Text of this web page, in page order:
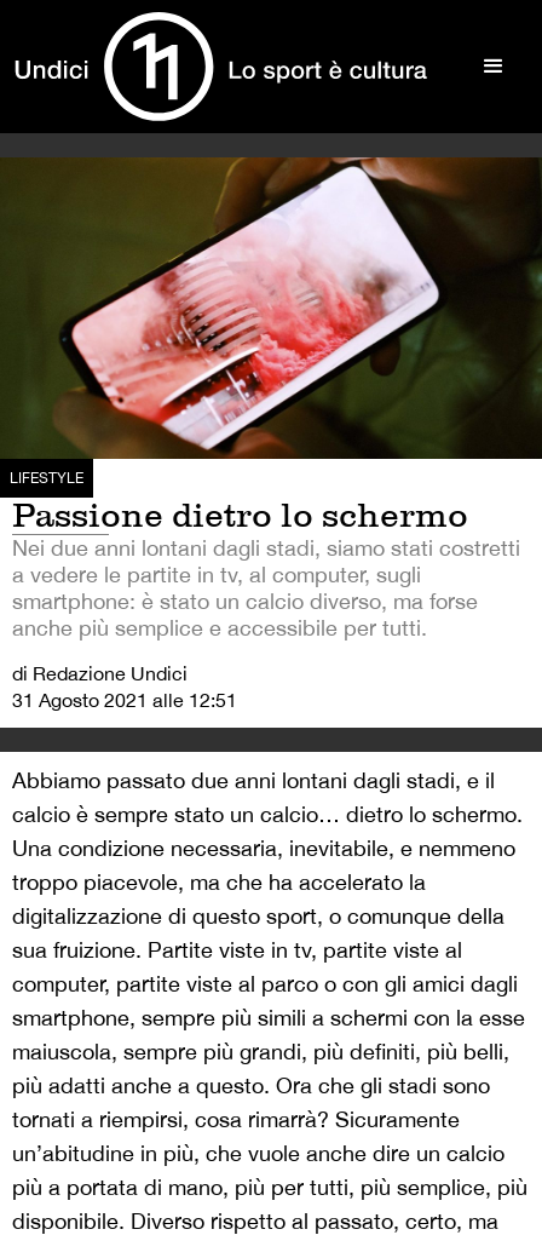
LIFESTYLE
Passione dietro lo schermo
Nei due anni lontani dagli stadi, siamo stati costretti
a vedere le partite in tv, al computer, sugli
smartphone: è stato un calcio diverso, ma forse
anche più semplice e accessibile per tutti.
di Redazione Undici
31 Agosto 2021 alle 12:51
Abbiamo passato due anni lontani dagli stadi, e il
calcio è sempre stato un calcio… dietro lo schermo.
Una condizione necessaria, inevitabile, e nemmeno
troppo piacevole, ma che ha accelerato la
digitalizzazione di questo sport, o comunque della
sua fruizione. Partite viste in tv, partite viste al
computer, partite viste al parco o con gli amici dagli
smartphone, sempre più simili a schermi con la esse
maiuscola, sempre più grandi, più definiti, più belli,
più adatti anche a questo. Ora che gli stadi sono
tornati a riempirsi, cosa rimarrà? Sicuramente
un’abitudine in più, che vuole anche dire un calcio
più a portata di mano, più per tutti, più semplice, più
disponibile. Diverso rispetto al passato, certo, ma